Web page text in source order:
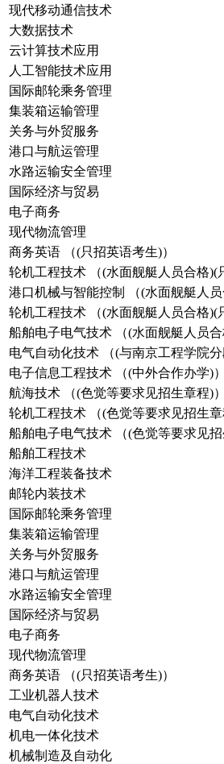
现代移动通信技术
大数据技术
云计算技术应用
人工智能技术应用
国际邮轮乘务管理
集装箱运输管理
关务与外贸服务
港口与航运管理
水路运输安全管理
国际经济与贸易
电子商务
现代物流管理
商务英语 （(只招英语考生)）
轮机工程技术 （(水面舰艇人员合格)(
港口机械与智能控制 （(水面舰艇人员
轮机工程技术 （(水面舰艇人员合格)(
船舶电子电气技术 （(水面舰艇人员合
电气自动化技术 （(与南京工程学院分
电子信息工程技术 （(中外合作办学)）
航海技术 （(色觉等要求见招生章程)）
轮机工程技术 （(色觉等要求见招生章
船舶电子电气技术 （(色觉等要求见招
船舶工程技术
海洋工程装备技术
邮轮内装技术
国际邮轮乘务管理
集装箱运输管理
关务与外贸服务
港口与航运管理
水路运输安全管理
国际经济与贸易
电子商务
现代物流管理
商务英语 （(只招英语考生)）
工业机器人技术
电气自动化技术
机电一体化技术
机械制造及自动化